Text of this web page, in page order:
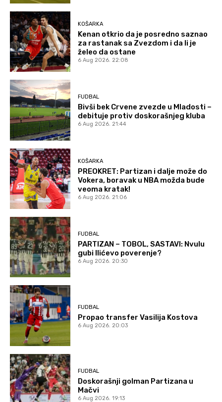
KOŠARKA
Kenan otkrio da je posredno saznao
za rastanak sa Zvezdom i da li je
želeo da ostane
6 Aug 2026. 22:08
FUDBAL
Bivši bek Crvene zvezde u Mladosti –
debituje protiv doskorašnjeg kluba
6 Aug 2026. 21:44
KOŠARKA
PREOKRET: Partizan i dalje može do
Vokera, boravak u NBA možda bude
veoma kratak!
6 Aug 2026. 21:06
FUDBAL
PARTIZAN – TOBOL, SASTAVI: Nvulu
gubi Ilićevo poverenje?
6 Aug 2026. 20:30
FUDBAL
Propao transfer Vasilija Kostova
6 Aug 2026. 20:03
FUDBAL
Doskorašnji golman Partizana u
Mačvi
6 Aug 2026. 19:13